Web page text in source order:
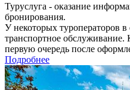
Туруслуга - оказание
бронирования.
У некоторых туроператоров в
транспортное обслуживание.
первую очередь после
Подробнее